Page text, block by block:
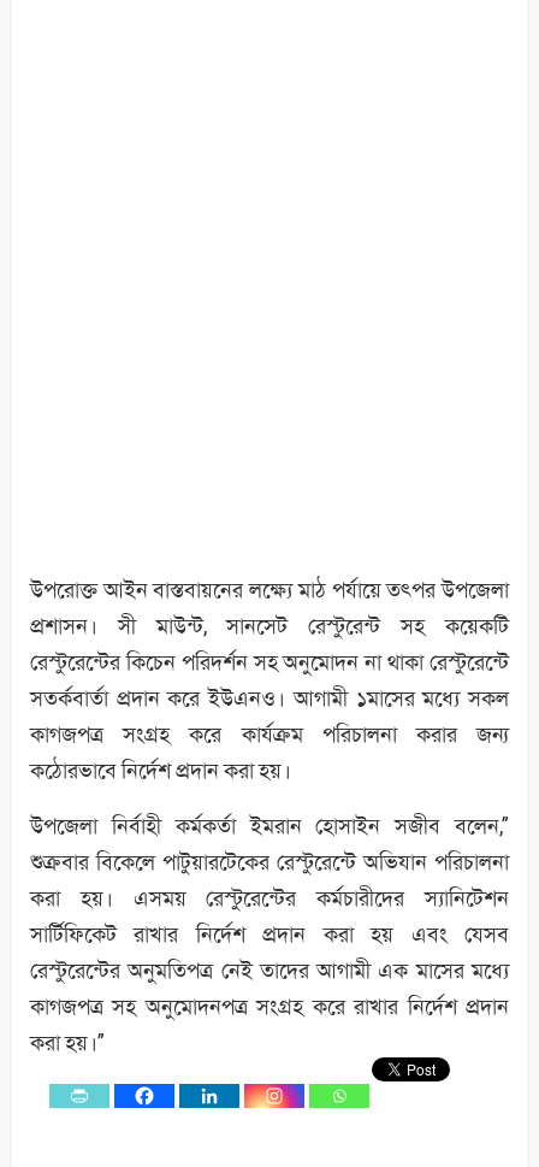
উপরোক্ত আইন বাস্তবায়নের লক্ষ্যে মাঠ পর্যায়ে তৎপর উপজেলা
প্রশাসন। সী মাউন্ট, সানসেট রেস্টুরেন্ট সহ কয়েকটি
রেস্টুরেন্টের কিচেন পরিদর্শন সহ অনুমোদন না থাকা রেস্টুরেন্টে
সতর্কবার্তা প্রদান করে ইউএনও। আগামী ১মাসের মধ্যে সকল
কাগজপত্র সংগ্রহ করে কার্যক্রম পরিচালনা করার জন্য
কঠোরভাবে নির্দেশ প্রদান করা হয়।
উপজেলা নির্বাহী কর্মকর্তা ইমরান হোসাইন সজীব বলেন,”
শুক্রবার বিকেলে পাটুয়ারটেকের রেস্টুরেন্টে অভিযান পরিচালনা
করা হয়। এসময় রেস্টুরেন্টের কর্মচারীদের স্যানিটেশন
সার্টিফিকেট রাখার নির্দেশ প্রদান করা হয় এবং যেসব
রেস্টুরেন্টের অনুমতিপত্র নেই তাদের আগামী এক মাসের মধ্যে
কাগজপত্র সহ অনুমোদনপত্র সংগ্রহ করে রাখার নির্দেশ প্রদান
করা হয়।”